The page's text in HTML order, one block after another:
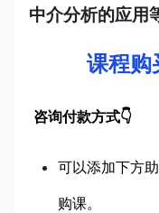
中介分析的应用
课程购
咨询付款方式👇
可以添加下方
购课。